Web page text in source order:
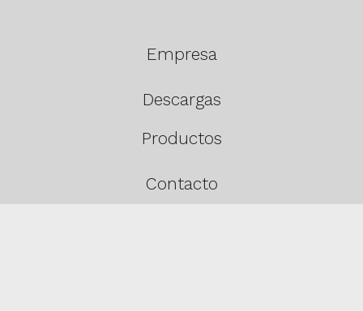
Empresa
Descargas
Productos
Contacto